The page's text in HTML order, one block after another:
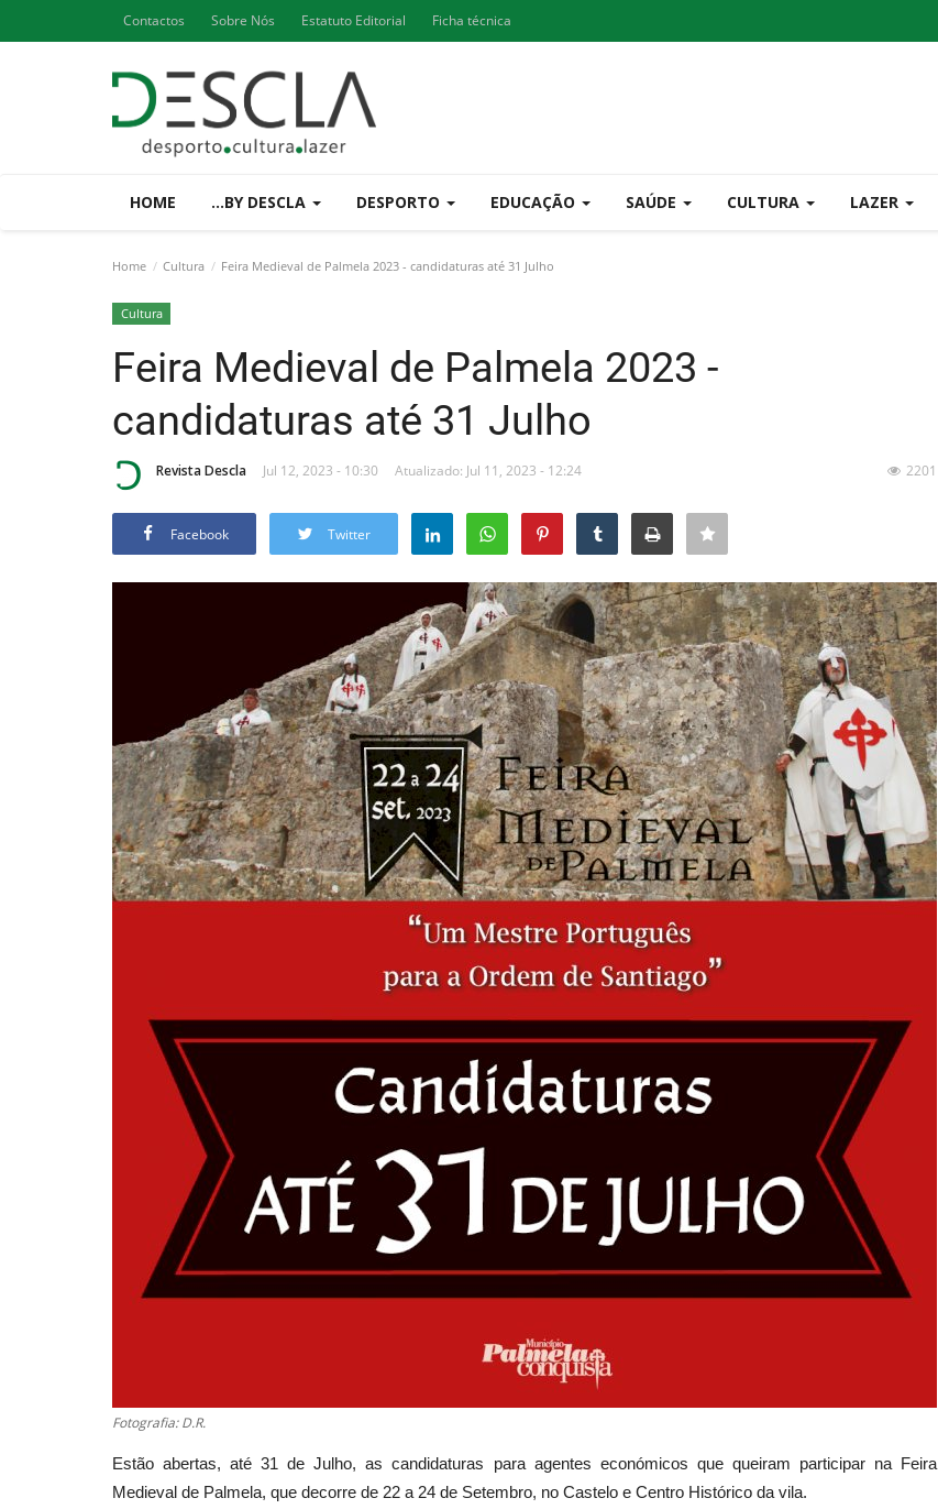
Contactos Sobre Nós Estatuto Editorial Ficha técnica
HOME ...BY DESCLA DESPORTO EDUCAÇÃO SAÚDE CULTURA LAZER
Home Cultura Feira Medieval de Palmela 2023 - candidaturas até 31 Julho
Cultura
Feira Medieval de Palmela 2023 -
candidaturas até 31 Julho
Revista Descla Jul 12, 2023 - 10:30 Atualizado: Jul 11, 2023 - 12:24 2201
Facebook Twitter
Fotografia: D.R.
Estão abertas, até 31 de Julho, as candidaturas para agentes económicos que queiram participar na Feira
Medieval de Palmela, que decorre de 22 a 24 de Setembro, no Castelo e Centro Histórico da vila.